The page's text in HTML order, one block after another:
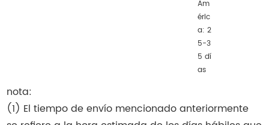
Am
éric
a: 2
5-3
5 dí
as
nota:
(1) El tiempo de envío mencionado anteriormente